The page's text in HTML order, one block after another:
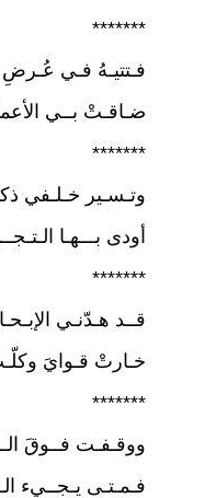
*******
فـتتيـهُ فـي عُـرضِ
ضـاقـتْ بــي
*******
وتـسـير خـلـفي
أودى بـــهـا
*******
قــد هـدّنـي
خـارتْ قـوايَ
*******
ووقـفـت فــوقَ
فـمـتـى يـجــيء